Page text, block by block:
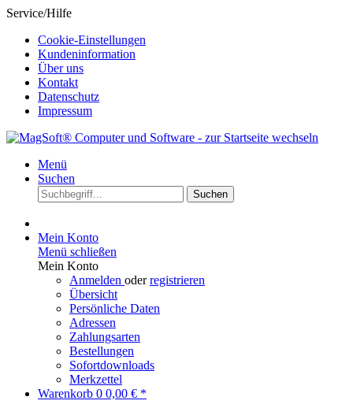
Service/Hilfe
Cookie-Einstellungen
Kundeninformation
Über uns
Kontakt
Datenschutz
Impressum
Menü
Suchen
Suchen
Mein Konto
Menü schließen
Mein Konto
Anmelden oderregistrieren
Übersicht
Persönliche Daten
Adressen
Zahlungsarten
Bestellungen
Sofortdownloads
Merkzettel
Warenkorb 0 0,00 € *